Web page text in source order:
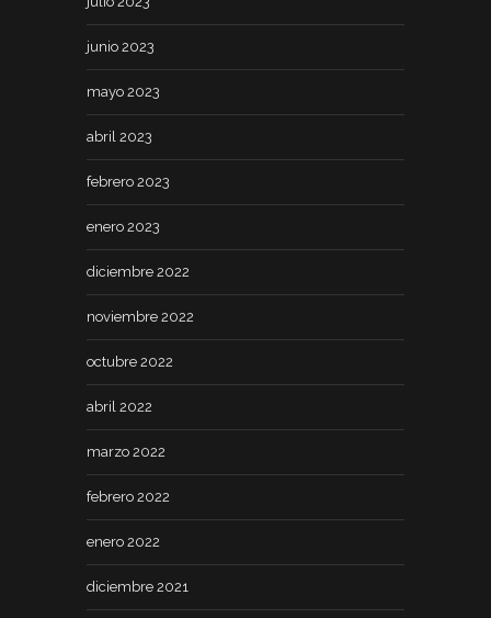
junio 2023
mayo 2023
abril 2023
febrero 2023
enero 2023
diciembre 2022
noviembre 2022
octubre 2022
abril 2022
marzo 2022
febrero 2022
enero 2022
diciembre 2021